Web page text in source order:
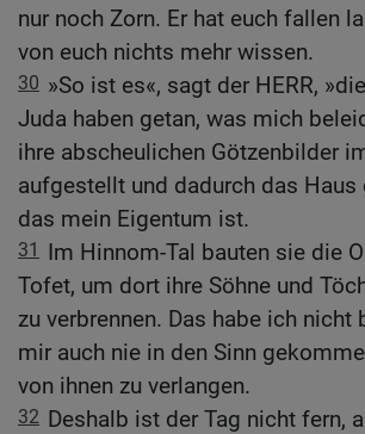
nur noch Zorn. Er hat euch fallen
von euch nichts mehr wissen.
30 »So ist es«, sagt der HERR,
Juda haben getan, was mich
ihre abscheulichen Götzenbilder
aufgestellt und dadurch das Haus
das mein Eigentum ist.
31 Im Hinnom-Tal bauten sie die
Tofet, um dort ihre Söhne und
zu verbrennen. Das habe ich nicht
mir auch nie in den Sinn
von ihnen zu verlangen.
32 Deshalb ist der Tag nicht fern,